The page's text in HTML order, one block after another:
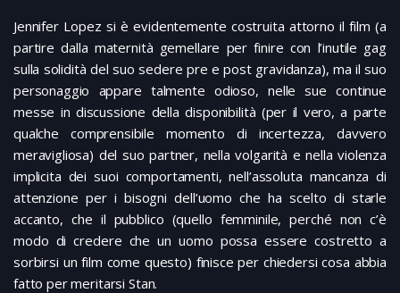
Jennifer Lopez si è evidentemente costruita attorno il film (a
partire dalla maternità gemellare per finire con l’inutile gag
sulla solidità del suo sedere pre e post gravidanza), ma il suo
personaggio appare talmente odioso, nelle sue continue
messe in discussione della disponibilità (per il vero, a parte
qualche comprensibile momento di incertezza, davvero
meravigliosa) del suo partner, nella volgarità e nella violenza
implicita dei suoi comportamenti, nell’assoluta mancanza di
attenzione per i bisogni dell’uomo che ha scelto di starle
accanto, che il pubblico (quello femminile, perché non c’è
modo di credere che un uomo possa essere costretto a
sorbirsi un film come questo) finisce per chiedersi cosa abbia
fatto per meritarsi Stan.